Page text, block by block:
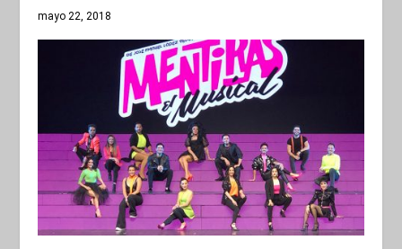
mayo 22, 2018